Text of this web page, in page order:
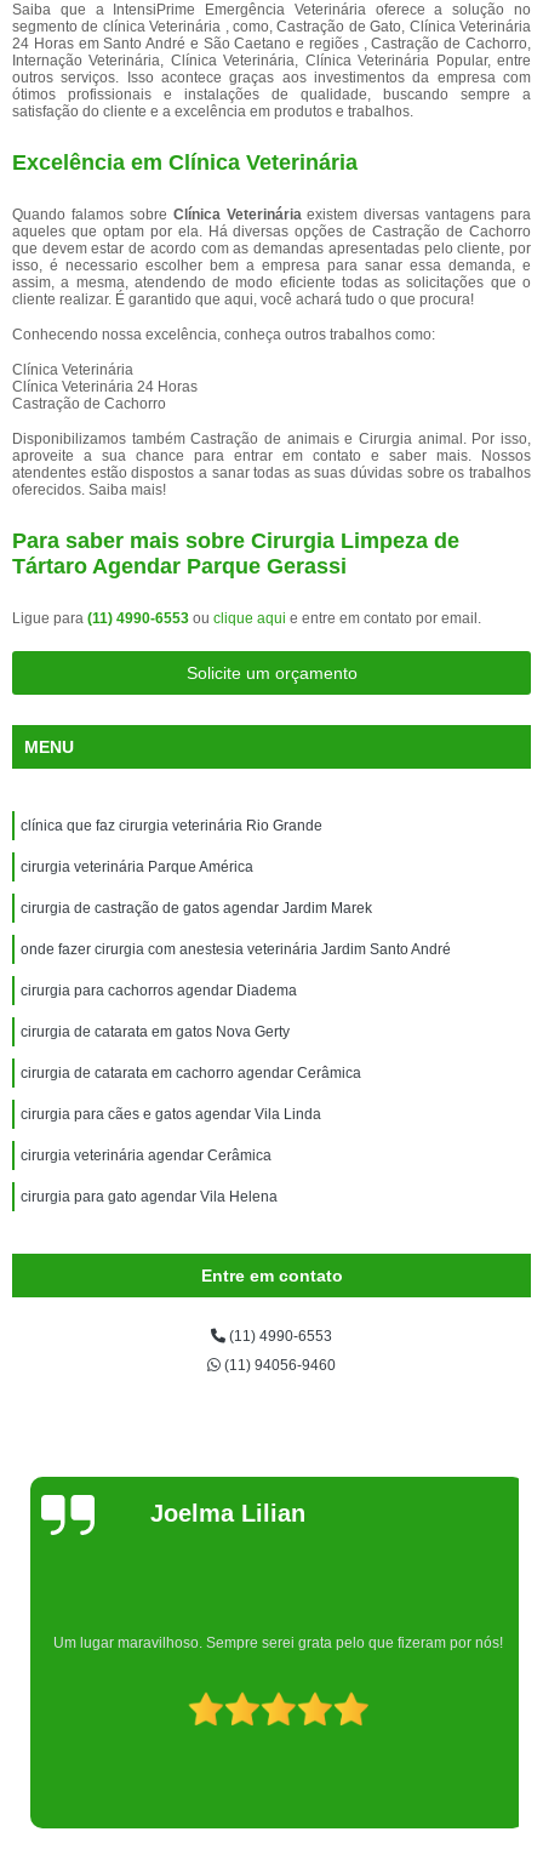
Saiba que a IntensiPrime Emergência Veterinária oferece a solução no
segmento de clínica Veterinária , como, Castração de Gato, Clínica Veterinária
24 Horas em Santo André e São Caetano e regiões , Castração de Cachorro,
Internação Veterinária, Clínica Veterinária, Clínica Veterinária Popular, entre
outros serviços. Isso acontece graças aos investimentos da empresa com
ótimos profissionais e instalações de qualidade, buscando sempre a
satisfação do cliente e a excelência em produtos e trabalhos.
Excelência em Clínica Veterinária
Quando falamos sobre Clínica Veterináriaexistem diversas vantagens para
aqueles que optam por ela. Há diversas opções de Castração de Cachorro
que devem estar de acordo com as demandas apresentadas pelo cliente, por
isso, é necessario escolher bem a empresa para sanar essa demanda, e
assim, a mesma, atendendo de modo eficiente todas as solicitações que o
cliente realizar. É garantido que aqui, você achará tudo o que procura!
Conhecendo nossa excelência, conheça outros trabalhos como:
Clínica Veterinária
Clínica Veterinária 24 Horas
Castração de Cachorro
Disponibilizamos também Castração de animais e Cirurgia animal. Por isso,
aproveite a sua chance para entrar em contato e saber mais. Nossos
atendentes estão dispostos a sanar todas as suas dúvidas sobre os trabalhos
oferecidos. Saiba mais!
Para saber mais sobre Cirurgia Limpeza de
Tártaro Agendar Parque Gerassi
Ligue para (11) 4990-6553 ou clique aqui e entre em contato por email.
Solicite um orçamento
MENU
clínica que faz cirurgia veterinária Rio Grande
cirurgia veterinária Parque América
cirurgia de castração de gatos agendar Jardim Marek
onde fazer cirurgia com anestesia veterinária Jardim Santo André
cirurgia para cachorros agendar Diadema
cirurgia de catarata em gatos Nova Gerty
cirurgia de catarata em cachorro agendar Cerâmica
cirurgia para cães e gatos agendar Vila Linda
cirurgia veterinária agendar Cerâmica
cirurgia para gato agendar Vila Helena
Entre em contato
(11) 4990-6553
(11) 94056-9460
Joelma Lilian
Um lugar maravilhoso. Sempre serei grata pelo que fizeram por nós!